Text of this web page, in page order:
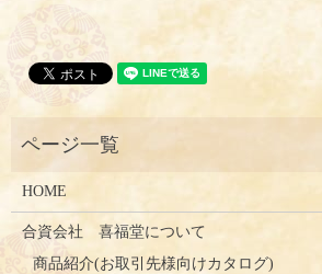
HOME
合資会社 喜福堂について
商品紹介(お取引先様向けカタログ)